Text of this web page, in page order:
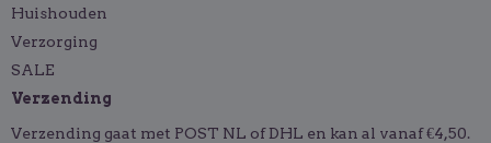
Huishouden
Verzorging
SALE
Verzending
Verzending gaat met POST NL of DHL en kan al vanaf €4,50.